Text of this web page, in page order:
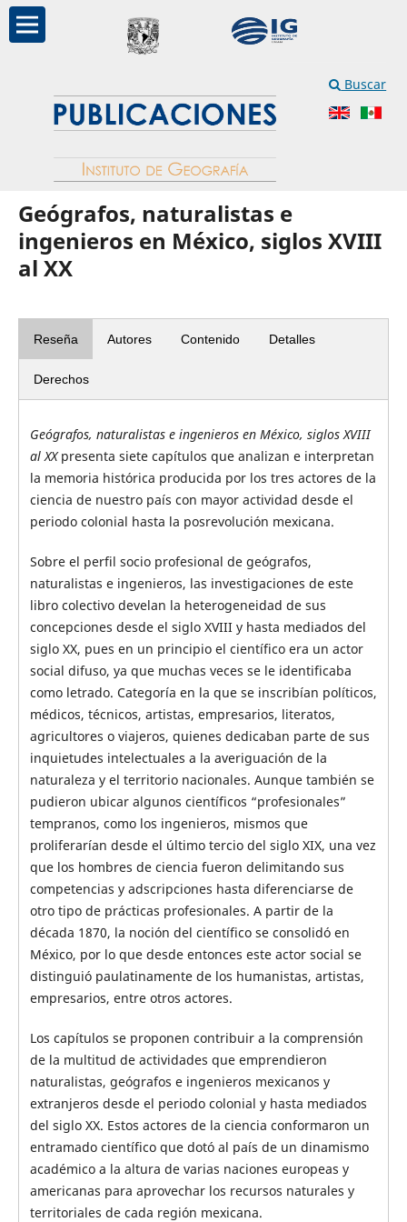
Buscar
Geógrafos, naturalistas e
ingenieros en México, siglos XVIII
al XX
Reseña Autores Contenido Detalles
Derechos
Geógrafos, naturalistas e ingenieros en México, siglosXVIII
alXXpresenta siete capítulos que analizan e interpretan
la memoria histórica producida por los tres actores de la
ciencia de nuestro país con mayor actividad desde el
periodo colonial hasta la posrevolución mexicana.
Sobre el perfil socio profesional de geógrafos,
naturalistas e ingenieros, las investigaciones de este
libro colectivo develan la heterogeneidad de sus
concepciones desde el siglo XVIII y hasta mediados del
siglo XX, pues en un principio el científico era un actor
social difuso, ya que muchas veces se le identificaba
como letrado. Categoría en la que se inscribían políticos,
médicos, técnicos, artistas, empresarios, literatos,
agricultores o viajeros, quienes dedicaban parte de sus
inquietudes intelectuales a la averiguación de la
naturaleza y el territorio nacionales. Aunque también se
pudieron ubicar algunos científicos “profesionales”
tempranos, como los ingenieros, mismos que
proliferarían desde el último tercio del siglo XIX, una vez
que los hombres de ciencia fueron delimitando sus
competencias y adscripciones hasta diferenciarse de
otro tipo de prácticas profesionales. A partir de la
década 1870, la noción del científico se consolidó en
México, por lo que desde entonces este actor social se
distinguió paulatinamente de los humanistas, artistas,
empresarios, entre otros actores.
Los capítulos se proponen contribuir a la comprensión
de la multitud de actividades que emprendieron
naturalistas, geógrafos e ingenieros mexicanos y
extranjeros desde el periodo colonial y hasta mediados
del siglo XX. Estos actores de la ciencia conformaron un
entramado científico que dotó al país de un dinamismo
académico a la altura de varias naciones europeas y
americanas para aprovechar los recursos naturales y
territoriales de cada región mexicana.